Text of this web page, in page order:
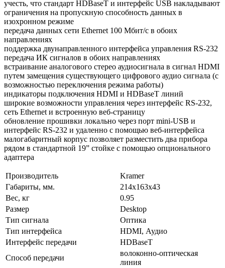
учесть, что стандарт HDBaseT и интерфейс USB накладывают
ограничения на пропускную способность данных в
изохронном режиме
передача данных сети Ethernet 100 Мбит/с в обоих
направлениях
поддержка двунаправленного интерфейса управления RS-232
передача ИК сигналов в обоих направлениях
встраивание аналогового стерео аудиосигнала в сигнал HDMI
путем замещения существующего цифрового аудио сигнала (с
возможностью переключения режима работы)
индикаторы подключения HDMI и HDBaseT линий
широкие возможности управления через интерфейс RS-232,
сеть Ethernet и встроенную веб-страницу
обновление прошивки локально через порт mini-USB и
интерфейс RS-232 и удаленно с помощью веб-интерфейса
малогабаритный корпус позволяет разместить два прибора
рядом в стандартной 19” стойке с помощью опционального
адаптера
Производитель
Kramer
Габариты, мм.
214x163x43
Вес, кг
0.95
Размер
Desktop
Тип сигнала
Оптика
Тип интерфейса
HDMI, Аудио
Интерфейс передачи
HDBaseT
Способ передачи
волоконно-оптическая
линия